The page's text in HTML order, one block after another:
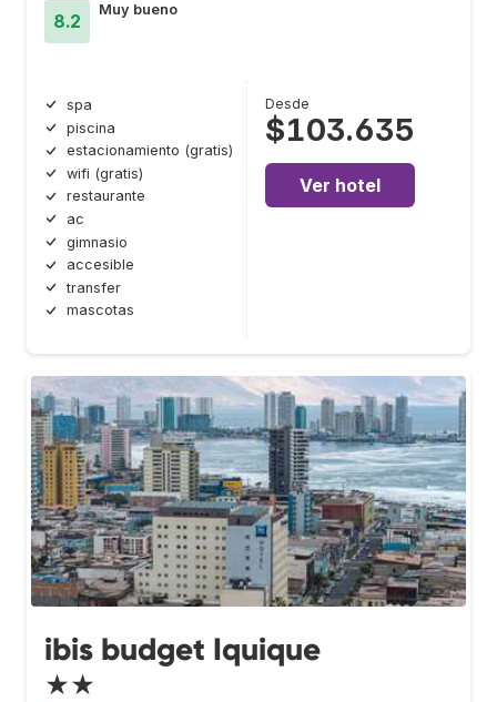
8.2
Muy bueno
spa
piscina
estacionamiento (gratis)
wifi (gratis)
restaurante
ac
gimnasio
accesible
transfer
mascotas
Desde
$103.635
Ver hotel
ibis budget Iquique
★★